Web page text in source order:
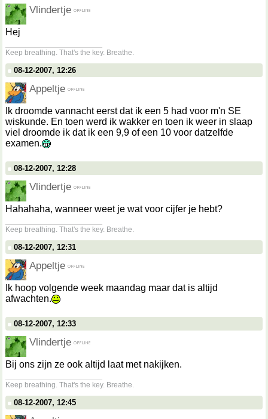
Vlindertje
Hej
Keep breathing. That's the key. Breathe.
08-12-2007, 12:26
Appeltje
Ik droomde vannacht eerst dat ik een 5 had voor m'n SE
wiskunde. En toen werd ik wakker en toen ik weer in slaap
viel droomde ik dat ik een 9,9 of een 10 voor datzelfde
examen.
08-12-2007, 12:28
Vlindertje
Hahahaha, wanneer weet je wat voor cijfer je hebt?
Keep breathing. That's the key. Breathe.
08-12-2007, 12:31
Appeltje
Ik hoop volgende week maandag maar dat is altijd
afwachten.
08-12-2007, 12:33
Vlindertje
Bij ons zijn ze ook altijd laat met nakijken.
Keep breathing. That's the key. Breathe.
08-12-2007, 12:45